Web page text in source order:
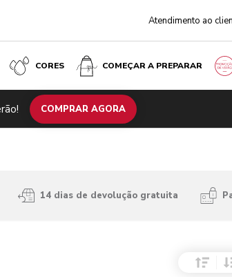
Atendimento ao
CORES COMEÇAR A PREPARAR
COMPRAR AGORA
14 dias de devolução gratuita
Sort